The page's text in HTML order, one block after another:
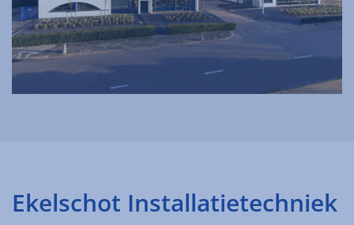
Ekelschot Installatietechniek